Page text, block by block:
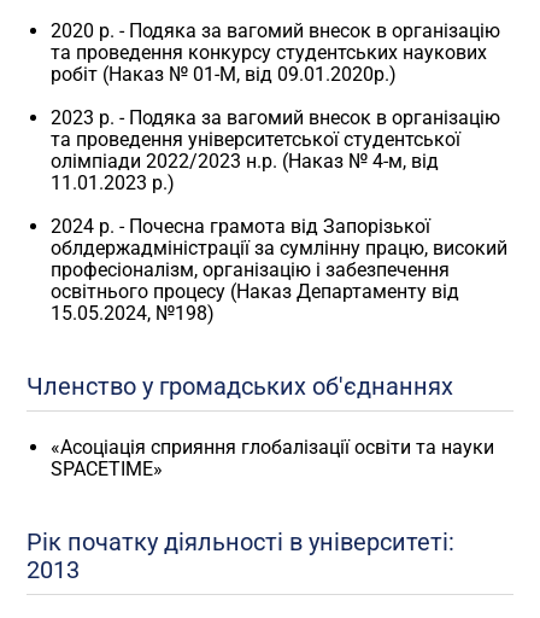
2020 р. - Подяка за вагомий внесок в організацію
та проведення конкурсу студентських наукових
робіт (Наказ № 01-М, від 09.01.2020р.)
2023 р. - Подяка за вагомий внесок в організацію
та проведення університетської студентської
олімпіади 2022/2023 н.р. (Наказ № 4-м, від
11.01.2023 р.)
2024 р. - Почесна грамота від Запорізької
облдержадміністрації за сумлінну працю, високий
професіоналізм, організацію і забезпечення
освітнього процесу (Наказ Департаменту від
15.05.2024, №198)
Членство у громадських об'єднаннях
«Асоціація сприяння глобалізації освіти та науки
SPACETIME»
Рік початку діяльності в університеті:
2013